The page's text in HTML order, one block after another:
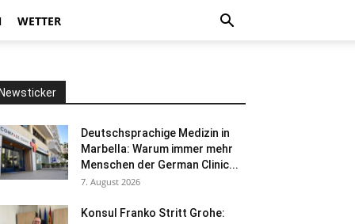
WETTER
Deutschsprachige Medizin in
Marbella: Warum immer mehr
Menschen der German Clinic...
7. August 2026
Konsul Franko Stritt Grohe: